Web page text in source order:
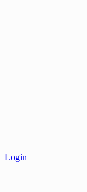
Login